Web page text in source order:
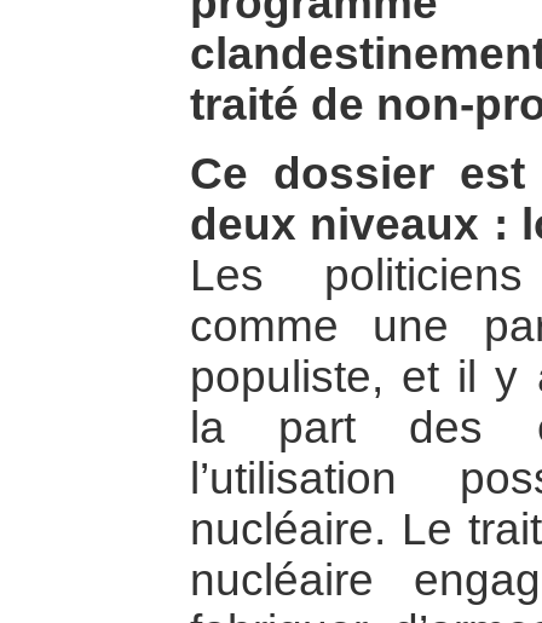
traité de non-
Ce dossier
deux niveaux :
Les
comme une
populiste, et il y
la part des
l’utilisation
nucléaire. Le
nucléaire